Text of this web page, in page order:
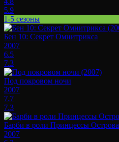
5.9
1-5 сезоны
Бен 10: Секрет Омнитрикса
2007
6.5
7.3
Под покровом ночи
2007
7.7
7.3
Барби в роли Принцессы Острова
2007